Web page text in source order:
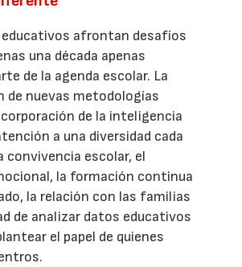
afrontan desafíos
una década apenas
de la agenda escolar. La
de nuevas metodologías
de la inteligencia
a una diversidad cada
convivencia escolar, el
la formación continua
la relación con las familias
de analizar datos educativos
el papel de quienes